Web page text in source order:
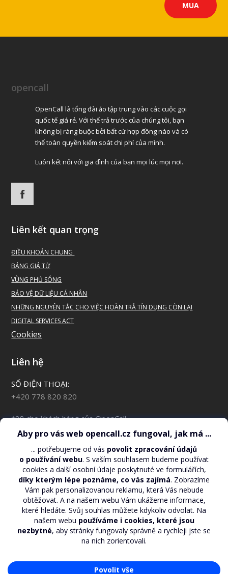
MUA
opencall
OpenCall là tổng đài ảo tập trung vào các cuộc gọi
quốc tế giá rẻ. Với thể trả trước của chúng tôi, bạn
không bị ràng buộc bởi bất cứ hợp đồng nào và có
thể toàn quyền kiểm soát chi phí của mình.
Luôn kết nối với gia đình của bạn mọi lúc mọi nơi.
Liên kết quan trọng
ĐIỀU KHOẢN CHUNG
BẢNG GIÁ TỪ
VÙNG PHỦ SÓNG
BẢO VỆ DỮ LIỆU CÁ NHÂN
NHỮNG NGUYÊN TẮC CHO VIỆC HOÀN TRẢ TÍN DỤNG CÒN LẠI
DIGITAL SERVICES ACT
Cookies
Liên hệ
SỐ ĐIỆN THOẠI:
+420 778 820 820
*88 cho khách hàng của OpenCall
TÍN DỤNG HIỆN CÒN:
*110*#
EMAIL:
support@opencall.cz
ĐỊA CHỈ GỬI THƯ:
O2 Czech Republic, a.s. – OpenCall
Za Brumlovkou 2/266